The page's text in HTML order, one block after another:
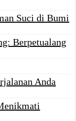
Suci di Bumi
Berpetualang
Anda